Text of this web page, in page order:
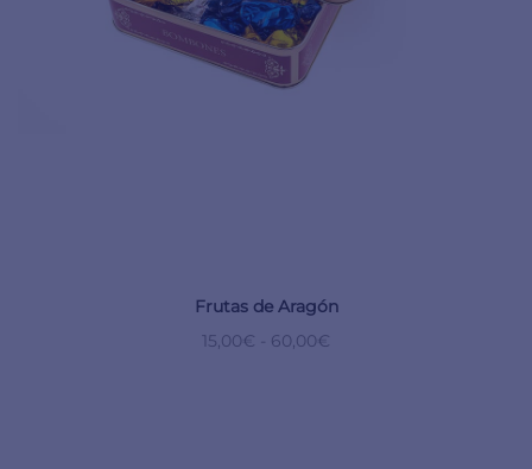
Frutas de Aragón
15,00€ 60,00€